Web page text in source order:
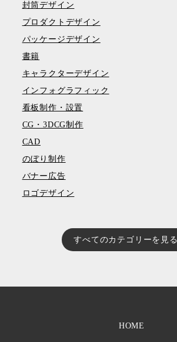
封筒デザイン
プロダクトデザイン
パッケージデザイン
書籍
キャラクターデザイン
インフォグラフィック
看板制作・設置
CG・3DCG制作
CAD
のぼり制作
バナー広告
ロゴデザイン
すべてのカテゴリーを見る
HOME